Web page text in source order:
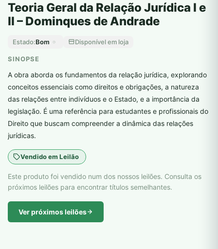
Teoria Geral da Relação Jurídica I e
II – Dominques de Andrade
Estado:Bom Disponível em loja
SINOPSE
A obra aborda os fundamentos da relação jurídica, explorando
conceitos essenciais como direitos e obrigações, a natureza
das relações entre indivíduos e o Estado, e a importância da
legislação. É uma referência para estudantes e profissionais do
Direito que buscam compreender a dinâmica das relações
jurídicas.
Vendido em Leilão
Este produto foi vendido num dos nossos leilões. Consulta os
próximos leilões para encontrar títulos semelhantes.
Ver próximos leilões